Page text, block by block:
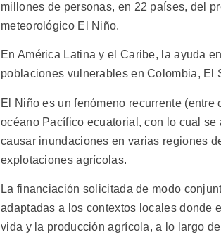
millones de personas, en 22 países, del
meteorológico El Niño.
En América Latina y el Caribe, la ayuda
poblaciones vulnerables en Colombia, El
El Niño es un fenómeno recurrente
océano Pacífico ecuatorial, con lo cual
causar inundaciones en varias regiones
explotaciones agrícolas.
La financiación solicitada de modo
adaptadas a los contextos locales donde
vida y la producción agrícola, a lo largo